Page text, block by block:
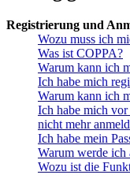
Registrierung und
Wozu muss ich
Was ist COPPA?
Warum kann ich
Ich habe mich
Warum kann ich
Ich habe mich
nicht mehr
Ich habe mein
Warum werde ich
Wozu ist die